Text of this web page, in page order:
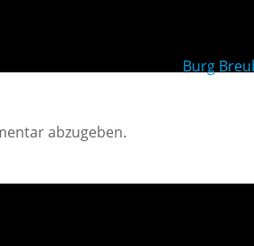
Burg
abzugeben.